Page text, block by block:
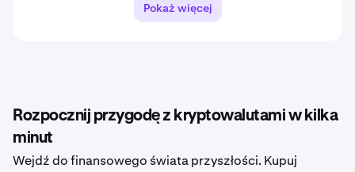
Pokaż więcej
Rozpocznij przygodę z kryptowalutami w kilka
minut
Wejdź do finansowego świata przyszłości. Kupuj